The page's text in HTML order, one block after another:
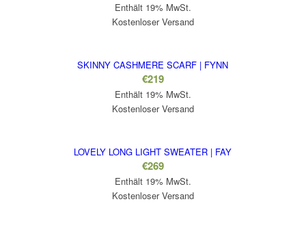
Enthält 19% MwSt.
Kostenloser Versand
SKINNY CASHMERE SCARF | FYNN
€219
Enthält 19% MwSt.
Kostenloser Versand
LOVELY LONG LIGHT SWEATER | FAY
€269
Enthält 19% MwSt.
Kostenloser Versand